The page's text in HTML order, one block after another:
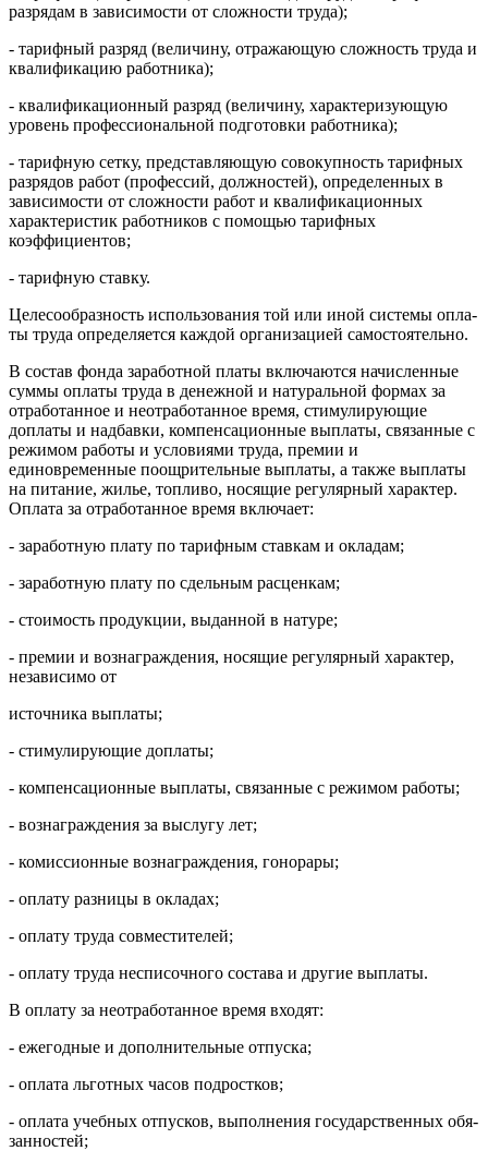
раз­рядам в зависимости от сложности труда);
- тарифный разряд (величину, отражающую сложность труда и
квалификацию работника);
- квалификационный разряд (величину, характеризующую
уро­вень профессиональной подготовки работника);
- тарифную сетку, представляющую совокупность тарифных
разрядов работ (профессий, должностей), определенных в
зави­симости от сложности работ и квалификационных
характеристик работников с помощью тарифных
коэффициентов;
- тарифную ставку.
Целесообразность использования той или иной системы опла­
ты труда определяется каждой организацией самостоятельно.
В состав фонда заработной платы включаются начисленные
сум­мы оплаты труда в денежной и натуральной формах за
отработан­ное и неотработанное время, стимулирующие
доплаты и надбав­ки, компенсационные выплаты, связанные с
режимом работы и условиями труда, премии и
единовременные поощрительные вы­платы, а также выплаты
на питание, жилье, топливо, носящие регулярный характер.
Оплата за отработанное время включает:
- заработную плату по тарифным ставкам и окладам;
- заработную плату по сдельным расценкам;
- стоимость продукции, выданной в натуре;
- премии и вознаграждения, носящие регулярный характер,
независимо от
источника выплаты;
- стимулирующие доплаты;
- компенсационные выплаты, связанные с режимом работы;
- вознаграждения за выслугу лет;
- комиссионные вознаграждения, гонорары;
- оплату разницы в окладах;
- оплату труда совместителей;
- оплату труда несписочного состава и другие выплаты.
В оплату за неотработанное время входят:
- ежегодные и дополнительные отпуска;
- оплата льготных часов подростков;
- оплата учебных отпусков, выполнения государственных обя­
занностей;